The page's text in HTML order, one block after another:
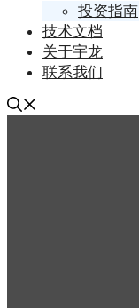
投资指南
技术文档
关于宇龙
联系我们